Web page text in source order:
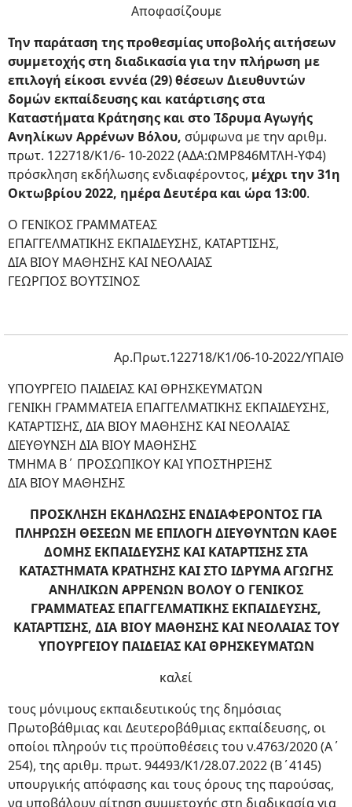
Αποφασίζουμε
Την παράταση της προθεσμίας υποβολής αιτήσεων
συμμετοχής στη διαδικασία για την πλήρωση με
επιλογή είκοσι εννέα (29) θέσεων Διευθυντών
δομών εκπαίδευσης και κατάρτισης στα
Καταστήματα Κράτησης και στο Ίδρυμα Αγωγής
Ανηλίκων Αρρένων Βόλου, σύμφωνα με την αριθμ.
πρωτ. 122718/Κ1/6- 10-2022 (ΑΔΑ:ΩΜΡ846ΜΤΛΗ-ΥΦ4)
πρόσκληση εκδήλωσης ενδιαφέροντος, μέχρι την 31η
Οκτωβρίου 2022, ημέρα Δευτέρα και ώρα 13:00.
Ο ΓΕΝΙΚΟΣ ΓΡΑΜΜΑΤΕΑΣ
ΕΠΑΓΓΕΛΜΑΤΙΚΗΣ ΕΚΠΑΙΔΕΥΣΗΣ, ΚΑΤΑΡΤΙΣΗΣ,
ΔΙΑ ΒΙΟΥ ΜΑΘΗΣΗΣ ΚΑΙ ΝΕΟΛΑΙΑΣ
ΓΕΩΡΓΙΟΣ ΒΟΥΤΣΙΝΟΣ
Αρ.Πρωτ.122718/Κ1/06-10-2022/ΥΠΑΙΘ
ΥΠΟΥΡΓΕΙΟ ΠΑΙΔΕΙΑΣ KAI ΘΡΗΣΚΕΥΜΑΤΩΝ
ΓΕΝΙΚΗ ΓΡΑΜΜΑΤΕΙΑ ΕΠΑΓΓΕΛΜΑΤΙΚΗΣ ΕΚΠΑΙΔΕΥΣΗΣ,
ΚΑΤΑΡΤΙΣΗΣ, ΔΙΑ ΒΙΟΥ ΜΑΘΗΣΗΣ ΚΑΙ ΝΕΟΛΑΙΑΣ
ΔΙΕΥΘΥΝΣΗ ΔΙΑ ΒΙΟΥ ΜΑΘΗΣΗΣ
ΤΜΗΜΑ Β΄ ΠΡΟΣΩΠΙΚΟΥ ΚΑΙ ΥΠΟΣΤΗΡΙΞΗΣ
ΔΙΑ ΒΙΟΥ ΜΑΘΗΣΗΣ
ΠΡΟΣΚΛΗΣΗ ΕΚΔΗΛΩΣΗΣ ΕΝΔΙΑΦΕΡΟΝΤΟΣ ΓΙΑ
ΠΛΗΡΩΣΗ ΘΕΣΕΩΝ ΜΕ ΕΠΙΛΟΓΗ ΔΙΕΥΘΥΝΤΩΝ ΚΑΘΕ
ΔΟΜΗΣ ΕΚΠΑΙΔΕΥΣΗΣ ΚΑΙ ΚΑΤΑΡΤΙΣΗΣ ΣΤΑ
ΚΑΤΑΣΤΗΜΑΤΑ ΚΡΑΤΗΣΗΣ ΚΑΙ ΣΤΟ ΙΔΡΥΜΑ ΑΓΩΓΗΣ
ΑΝΗΛΙΚΩΝ ΑΡΡΕΝΩΝ ΒΟΛΟΥ Ο ΓΕΝΙΚΟΣ
ΓΡΑΜΜΑΤΕΑΣ ΕΠΑΓΓΕΛΜΑΤΙΚΗΣ ΕΚΠΑΙΔΕΥΣΗΣ,
ΚΑΤΑΡΤΙΣΗΣ, ΔΙΑ ΒΙΟΥ ΜΑΘΗΣΗΣ ΚΑΙ ΝΕΟΛΑΙΑΣ ΤΟΥ
ΥΠΟΥΡΓΕΙΟΥ ΠΑΙΔΕΙΑΣ ΚΑΙ ΘΡΗΣΚΕΥΜΑΤΩΝ
καλεί
τους μόνιμους εκπαιδευτικούς της δημόσιας
Πρωτοβάθμιας και Δευτεροβάθμιας εκπαίδευσης, οι
οποίοι πληρούν τις προϋποθέσεις του ν.4763/2020 (Α΄
254), της αριθμ. πρωτ. 94493/Κ1/28.07.2022 (Β΄4145)
υπουργικής απόφασης και τους όρους της παρούσας,
να υποβάλουν αίτηση συμμετοχής στη διαδικασία για